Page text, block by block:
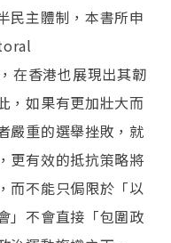
民主體制，本書所申
在香港也展現出其韌
，如果有更加壯大而
嚴重的選舉挫敗，就
更有效的抵抗策略將
而不能只侷限於「以
」不會直接「包圍政